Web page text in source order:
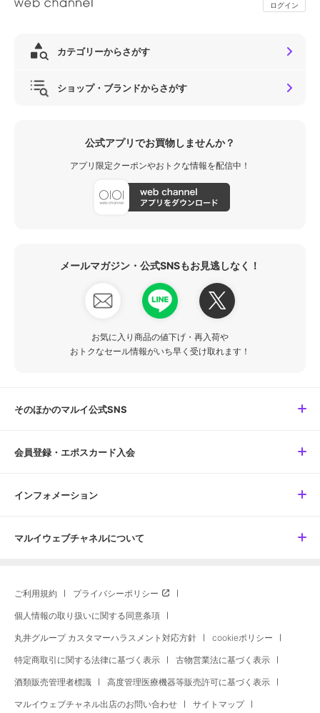
ログイン
カテゴリーからさがす
ショップ・ブランドからさがす
公式アプリでお買物しませんか？
アプリ限定クーポンやおトクな情報を配信中！
メールマガジン・公式SNSもお見逃しなく！
お気に入り商品の値下げ・再入荷や
おトクなセール情報がいち早く受け取れます！
そのほかのマルイ公式SNS
会員登録・エポスカード入会
インフォメーション
マルイウェブチャネルについて
ご利用規約 プライバシーポリシー
個人情報の取り扱いに関する同意条項
丸井グループ カスタマーハラスメント対応方針 cookieポリシー
特定商取引に関する法律に基づく表示 古物営業法に基づく表示
酒類販売管理者標識 高度管理医療機器等販売許可に基づく表示
マルイウェブチャネル出店のお問い合わせ サイトマップ